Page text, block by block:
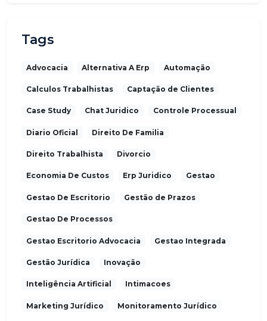
Tags
Advocacia Alternativa A Erp Automação
Calculos Trabalhistas Captação de Clientes
Case Study Chat Juridico Controle Processual
Diario Oficial Direito De Familia
Direito Trabalhista Divorcio
Economia De Custos Erp Juridico Gestao
Gestao De Escritorio Gestão de Prazos
Gestao De Processos
Gestao Escritorio Advocacia Gestao Integrada
Gestão Jurídica Inovação
Inteligência Artificial Intimacoes
Marketing Jurídico Monitoramento Jurídico